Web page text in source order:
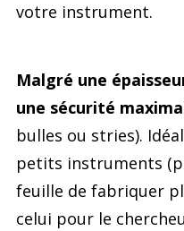
votre instrument.
Malgré une
une sécurité
bulles ou stries).
petits instruments
feuille de fabriquer
celui pour le